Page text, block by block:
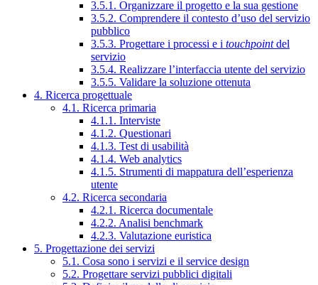
3.5.1. Organizzare il progetto e la sua gestione
3.5.2. Comprendere il contesto d’uso del servizio
pubblico
3.5.3. Progettare i processi e i touchpointdel
servizio
3.5.4. Realizzare l’interfaccia utente del servizio
3.5.5. Validare la soluzione ottenuta
4. Ricerca progettuale
4.1. Ricerca primaria
4.1.1. Interviste
4.1.2. Questionari
4.1.3. Test di usabilità
4.1.4. Web analytics
4.1.5. Strumenti di mappatura dell’esperienza
utente
4.2. Ricerca secondaria
4.2.1. Ricerca documentale
4.2.2. Analisi benchmark
4.2.3. Valutazione euristica
5. Progettazione dei servizi
5.1. Cosa sono i servizi e il service design
5.2. Progettare servizi pubblici digitali